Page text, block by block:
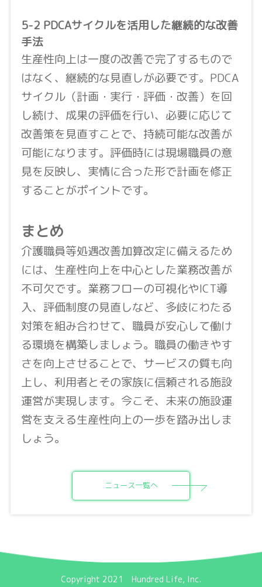
5-2 PDCAサイクルを活用した継続的な改善
手法
生産性向上は一度の改善で完了するもので
はなく、継続的な見直しが必要です。PDCA
サイクル（計画・実行・評価・改善）を回
し続け、成果の評価を行い、必要に応じて
改善策を見直すことで、持続可能な改善が
可能になります。評価時には現場職員の意
見を反映し、実情に合った形で計画を修正
することがポイントです。
まとめ
介護職員等処遇改善加算改定に備えるため
には、生産性向上を中心とした業務改善が
不可欠です。業務フローの可視化やICT導
入、評価制度の見直しなど、多岐にわたる
対策を組み合わせて、職員が安心して働け
る環境を構築しましょう。職員の働きやす
さを向上させることで、サービスの質も向
上し、利用者とその家族に信頼される施設
運営が実現します。今こそ、未来の施設運
営を支える生産性向上の一歩を踏み出しま
しょう。
ニュース一覧へ
Copyright 2021 Hundred Life, Inc.